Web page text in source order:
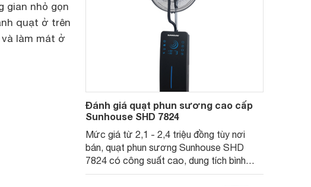
gian nhỏ gọn
quạt ở trên
và làm mát ở
Đánh giá quạt phun sương cao cấp
Sunhouse SHD 7824
Mức giá từ 2,1 - 2,4 triệu đồng tùy nơi
bán, quạt phun sương Sunhouse SHD
7824 có công suất cao, dung tích bình
chứa cao và thiết kế đẹp mắt sang trọng.